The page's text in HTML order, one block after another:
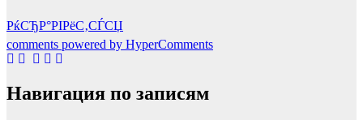
РќСЂР°РІРёС‚СЃСЏ
comments powered by HyperComments
Навигация по записям